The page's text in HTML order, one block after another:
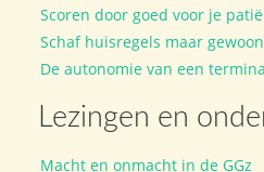
Scoren door goed voor je
Schaf huisregels maar
De autonomie van een
Lezingen en
Macht en onmacht in de GGz